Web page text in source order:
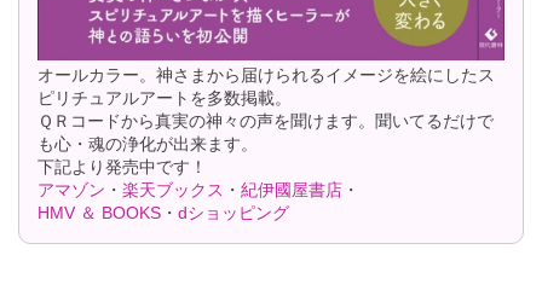
オールカラー。神さまから届けられるイメージを絵にしたス
ピリチュアルアートを多数掲載。
ＱＲコードから真実の神々の声を聞けます。聞いてるだけで
も心・魂の浄化が出来ます。
下記より発売中です！
アマゾン ・ 楽天ブックス ・ 紀伊國屋書店 ・
HMV ＆ BOOKS ・ dショッピング